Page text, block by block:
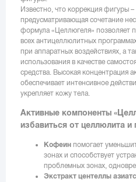
Известно, что коррекция фигуры
предусматривающая сочетание
формула «Целлюгеля» позволяет
всех антицеллюлитных
при аппаратных воздействиях, а
использования в качестве
средства. Высокая концентрация
обеспечивает интенсивное
укрепляет кожу тела.
Активные компоненты
избавиться от целлюлита и
Кофеин помогает
зонах и способствует
проблемных зонах,
Экстракт центеллы